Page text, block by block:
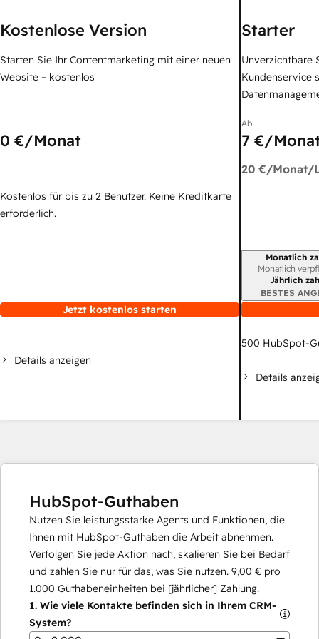
Kostenlose Version
Starten Sie Ihr Contentmarketing mit einer neuen
Website – kostenlos
0 €/Monat
Kostenlos für bis zu 2 Benutzer. Keine Kreditkarte
erforderlich.
Jetzt kostenlos starten
Details anzeigen
Starter
Unverzichtbare
Kundenservice
Ab
7 €/
20 €/Monat/
Monatlich
Monatlich
Jährlich
BESTES
500 HubSpot-
Details
HubSpot-Guthaben
Nutzen Sie leistungsstarke Agents und Funktionen, die
Ihnen mit HubSpot-Guthaben die Arbeit abnehmen.
Verfolgen Sie jede Aktion nach, skalieren Sie bei Bedarf
und zahlen Sie nur für das, was Sie nutzen. 9,00 € pro
1.000 Guthabeneinheiten bei [jährlicher] Zahlung.
1. Wie viele Kontakte befinden sich in Ihrem CRM-
System?